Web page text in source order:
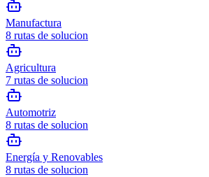
Manufactura
8 rutas de solucion
Agricultura
7 rutas de solucion
Automotriz
8 rutas de solucion
Energía y Renovables
8 rutas de solucion